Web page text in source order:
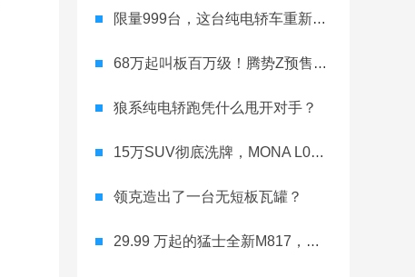
限量999台，这台纯电轿车重新定义运动家用
68万起叫板百万级！腾势Z预售开启
狼系纯电轿跑凭什么甩开对手？
15万SUV彻底洗牌，MONA L03直接降维打击
领克造出了一台无短板瓦罐？
29.99 万起的猛士全新M817，从此越野不靠老司机